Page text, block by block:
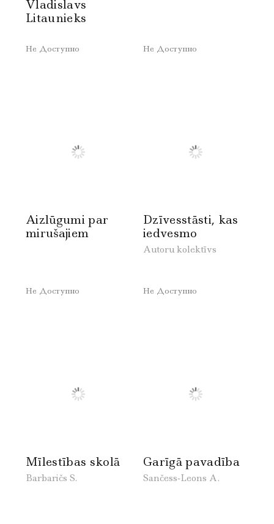
Vladislavs
Litaunieks
Не Доступно Не Доступно
Aizlūgumi par
mirušajiem
Не Доступно
Dzīvesstāsti, kas
iedvesmo
Autoru kolektīvs
Не Доступно
Mīlestības skolā
Barbaričs S.
Garīgā pavadība
Sančess-Leons A.